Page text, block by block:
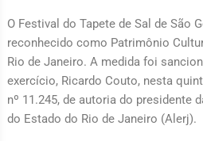
O Festival do Tapete de Sal de São
reconhecido como Patrimônio
Rio de Janeiro. A medida foi
exercício, Ricardo Couto, nesta
nº 11.245, de autoria do presidente
do Estado do Rio de Janeiro (Alerj).